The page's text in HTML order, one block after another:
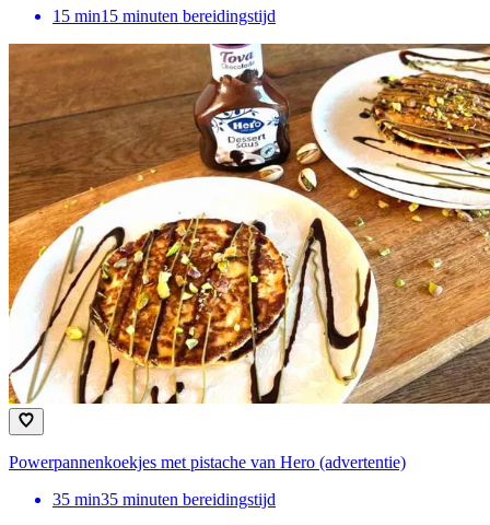
15 min15 minuten bereidingstijd
Powerpannenkoekjes met pistache van Hero (advertentie)
35 min35 minuten bereidingstijd